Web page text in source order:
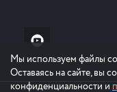
Мы используем файлы
Оставаясь на сайте, вы
конфиденциальности и